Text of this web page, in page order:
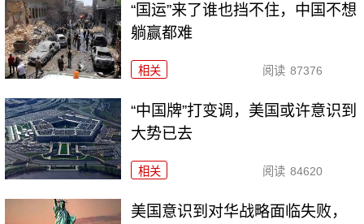
“国运”来了谁也挡不住，中国不想
躺赢都难
相关 阅读 87376
“中国牌”打变调，美国或许意识到
大势已去
相关 阅读 84620
美国意识到对华战略面临失败，